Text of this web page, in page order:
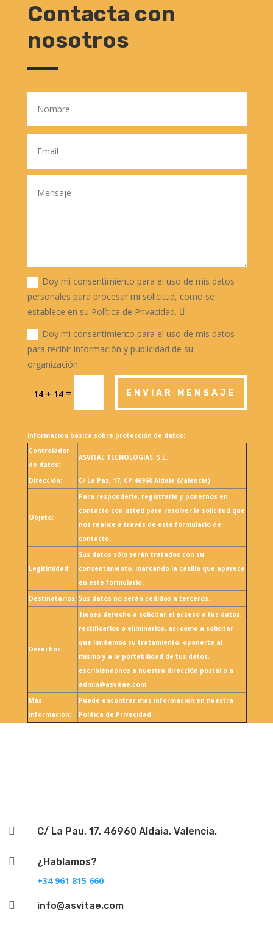
Contacta con
nosotros
Doy mi consentimiento para el uso de mis datos
personales para procesar mi solicitud, como se
establece en su Política de Privacidad.
Doy mi consentimiento para el uso de mis datos
para recibir información y publicidad de su
organización.
14 + 14 = ENVIAR MENSAJE
Información básica sobre protección de datos:
Controlador
de datos:
ASVITAE TECNOLOGIAS, S.L.
Dirección: C/ La Paz, 17, CP 46960 Aldaia (Valencia)
Objeto:
Para responderle, registrarle y ponernos en
contacto con usted para resolver la solicitud que
nos realice a través de este formulario de
contacto.
Legitimidad:
Sus datos sólo serán tratados con su
consentimiento, marcando la casilla que aparece
en este formulario.
Destinatarios: Sus datos no serán cedidos a terceros.
Derechos:
Tienes derecho a solicitar el acceso a tus datos,
rectificarlos o eliminarlos, así como a solicitar
que limitemos su tratamiento, oponerte al
mismo y a la portabilidad de tus datos,
escribiéndonos a nuestra dirección postal o a
admin@asvitae.com
Más
información:
Puede encontrar más información en nuestra
Política de Privacidad.
 C/ La Pau, 17, 46960 Aldaia, Valencia.

¿Hablamos?
+34 961 815 660
 info@asvitae.com